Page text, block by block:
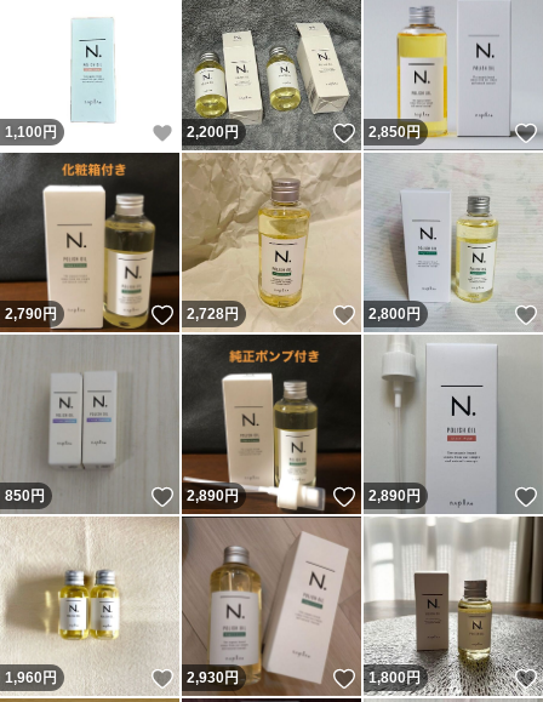
1,100 円 いいね！
2,200円 いいね！
2,850円
2,790円 いいね！
2,728円 いいね！
2,800円
850円 いいね！
2,890円 いいね！
2,890円
1,960円 いいね！
2,930円 いいね！
1,800円